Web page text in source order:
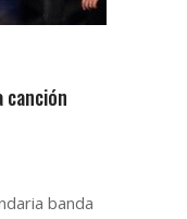
canción
banda